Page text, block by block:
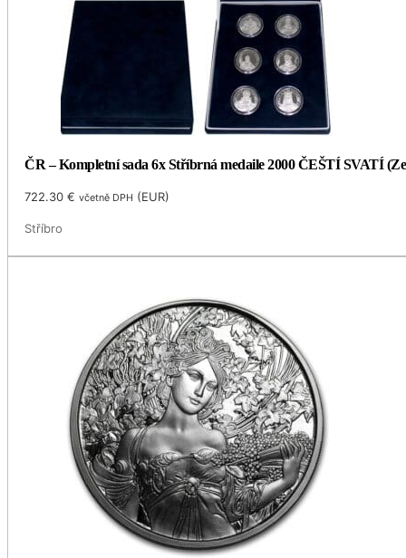
ČR – Kompletní sada 6x Stříbrná medaile 2000 ČEŠTÍ SVATÍ
722.30€ včetně DPH (EUR)
Stříbro